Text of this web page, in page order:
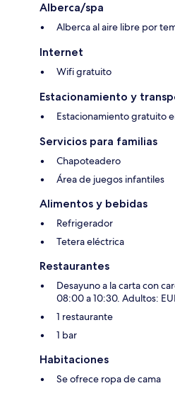
Alberca/spa
Alberca al aire libre por
Internet
Wifi gratuito
Estacionamiento y
Estacionamiento gratuito
Servicios para familias
Chapoteadero
Área de juegos infantiles
Alimentos y bebidas
Refrigerador
Tetera eléctrica
Restaurantes
Desayuno a la carta con
08:00 a 10:30. Adultos:
1 restaurante
1 bar
Habitaciones
Se ofrece ropa de cama